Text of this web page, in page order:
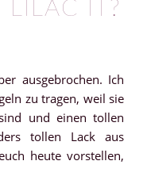
IT?
ausgebrochen. Ich
zu tragen, weil sie
und einen tollen
tollen Lack aus
heute vorstellen,